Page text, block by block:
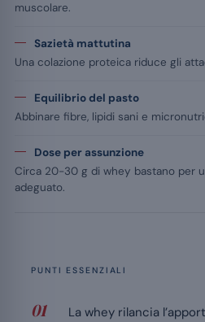
muscolare.
Sazietà mattutina
Una colazione proteica riduce gli
Equilibrio del pasto
Abbinare fibre, lipidi sani e
Dose per assunzione
Circa 20-30 g di whey bastano per
adeguato.
PUNTI ESSENZIALI
La whey rilancia